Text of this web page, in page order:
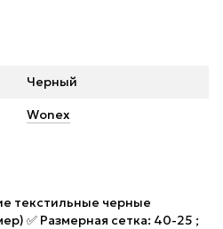
Черный
Wonex
текстильные черные
✅ Размерная сетка: 40-25 ;